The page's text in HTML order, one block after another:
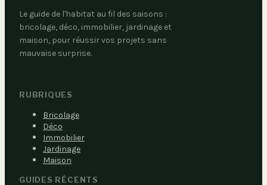
Le guide de l'habitat au fil des saisons :
bricolage, déco, immobilier, jardinage et
maison, pour réussir vos projets sans
mauvaise surprise.
RUBRIQUES
Bricolage
Déco
Immobilier
Jardinage
Maison
GUIDES RÉCENTS